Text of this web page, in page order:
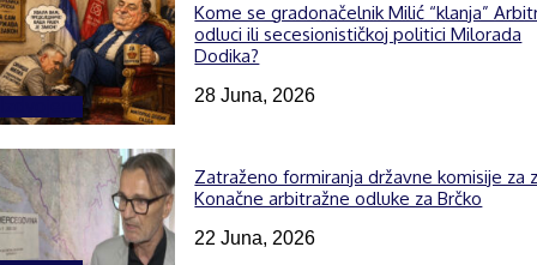
Kome se gradonačelnik Milić “klanja”
odluci ili secesionističkoj politici Milorada
Dodika?
28 Juna, 2026
Zatraženo formiranja državne komisije za
Konačne arbitražne odluke za Brčko
22 Juna, 2026